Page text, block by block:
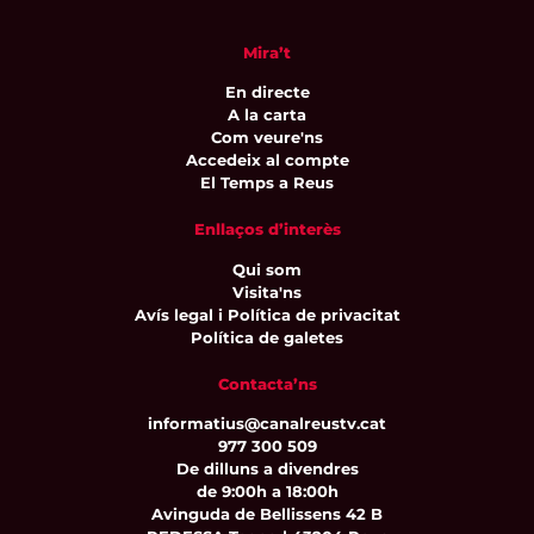
Mira’t
En directe
A la carta
Com veure'ns
Accedeix al compte
El Temps a Reus
Enllaços d’interès
Qui som
Visita'ns
Avís legal i Política de privacitat
Política de galetes
Contacta’ns
informatius@canalreustv.cat
977 300 509
De dilluns a divendres
de 9:00h a 18:00h
Avinguda de Bellissens 42 B